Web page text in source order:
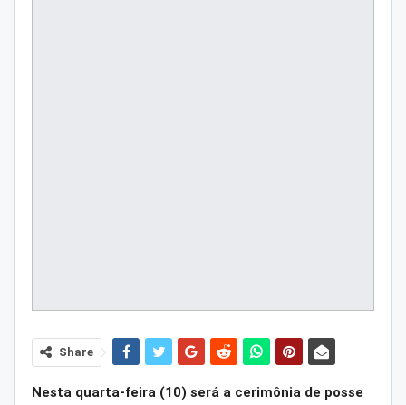
Share
Nesta quarta-feira (10) será a cerimônia de posse